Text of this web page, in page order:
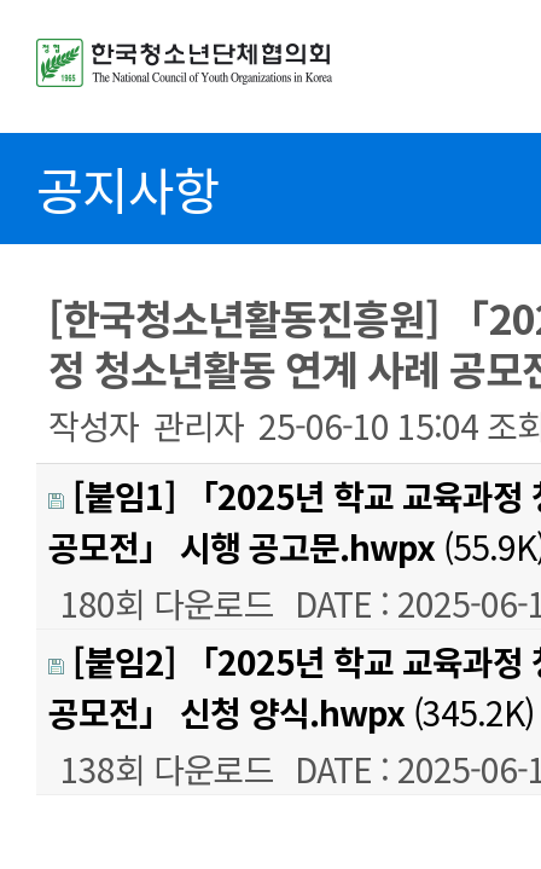
공지사항
[한국청소년활동진흥원] 「
정 청소년활동 연계 사례 공
작성자 관리자 25-06-10 15:04 조
[붙임1] 「2025년 학교 교육과정
공모전」 시행 공고문.hwpx
180회 다운로드 DATE : 2025-
[붙임2] 「2025년 학교 교육과정
공모전」 신청 양식.hwpx (345.2K)
138회 다운로드 DATE : 2025-